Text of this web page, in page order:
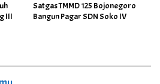
III
Satgas TMMD 125 Bojonegoro
Bangun Pagar SDN Soko IV